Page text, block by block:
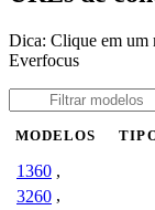
Dica: Clique em um
Everfocus
MODELOS
1360 ,
3260 ,